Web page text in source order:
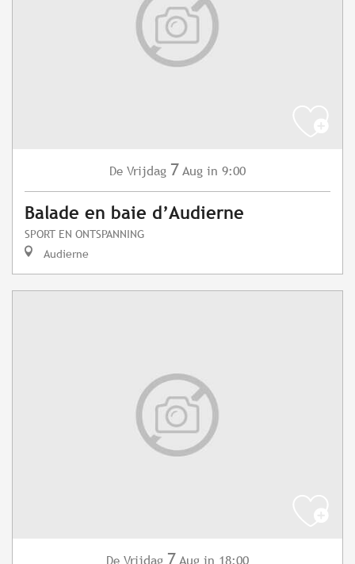
De Vrijdag 7 Aug in 9:00
Balade en baie d’Audierne
SPORT EN ONTSPANNING
Audierne
De Vrijdag 7 Aug in 18:00